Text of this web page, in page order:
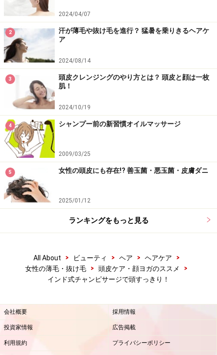
【ポイント】
・呼吸は止めないよう、自然に行う。鼻から吸って鼻か
ら吐く。
・こすらないようにする。
・強い力をかけ過ぎない。
・それぞれの工程は気持ち良いと感じるまで行う。
1.首・肩のマッサージ
鼻から吸って吐いて、3回深呼吸をする。吸う時に肩を
ぐーっと上げて、ストンと落とし、首と肩をリラックス
させる。僧帽筋と胸鎖乳突筋に沿って、下から上へ指の
先でやさしくなでる。指は立てないように、寝かせるよ
うにする。この時、もう一方の手でひじを支えてあげる
オイルをつける場合はここでつける。手のひらで温める
とさらに良い。まずは頭頂部にオイルを擦りこむ。もう
一度手にオイルを取り、今後は、頭皮全体に擦りこむ。
（白）がおすすめ。自分に合うアロマオイルを1～2滴入
れても良い。オイルをつけなくてもOK。
2024/04/07
2
汗が薄毛や抜け毛を進行？ 猛暑を乗りきるヘアケ
ア
2024/08/14
3
頭皮クレンジングのやり方とは？ 頭皮と顔は一枚
肌！
2024/10/19
4 シャンプー前の新習慣オイルマッサージ
2009/03/25
5 女性の頭皮にも存在!? 善玉菌・悪玉菌・皮膚ダニ
2025/01/12
ランキングをもっと見る
All About > ビューティ > ヘア > ヘアケア
>
女性の薄毛・抜け毛
> 頭皮ケア・顔ヨガのススメ
>
インド式チャンピサージで頭すっきり！
会社概要 採用情報
投資家情報 広告掲載
利用規約 プライバシーポリシー